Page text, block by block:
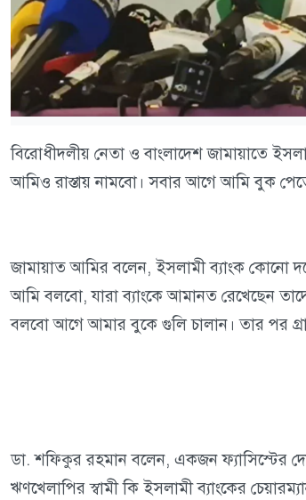
বিরোধীদলীয় নেতা ও বাংলাদেশ জামায়াতে
আমিও রাস্তায় নামবো। সবার আগে আমি বুক
জামায়াত আমির বলেন, ইসলামী ব্যাংক কোনো
আমি বলবো, যারা ব্যাংকে আমানত রেখেছেন
বলবো আগে আমার বুকে গুলি চালান। তার পর
ডা. শফিকুর রহমান বলেন, একজন ফ্যাসিস্টের
ঋণখেলাপির স্বামী কি ইসলামী ব্যাংকের